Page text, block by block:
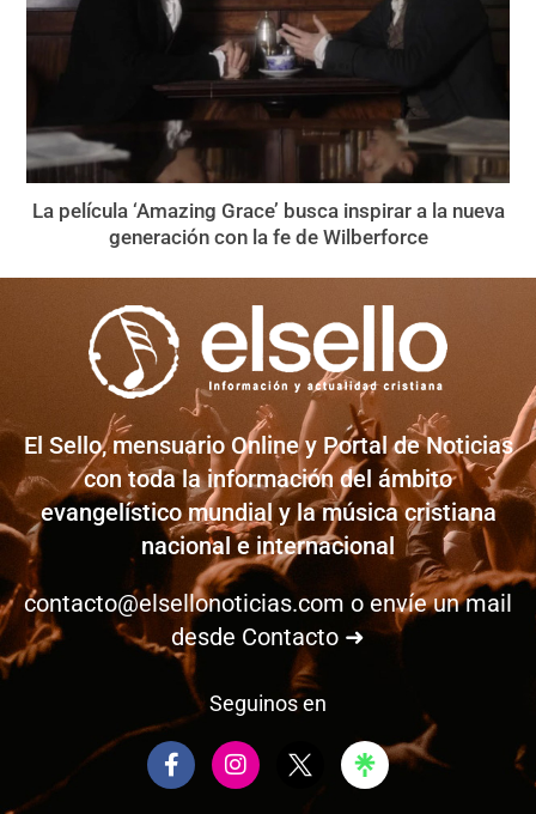
La película ‘Amazing Grace’ busca inspirar a la nueva
generación con la fe de Wilberforce
El Sello, mensuario Online y Portal de Noticias
con toda la información del ámbito
evangelístico mundial y la música cristiana
nacional e internacional
contacto@elsellonoticias.com o envíe un mail
desde Contacto ➜
Seguinos en
F
a
I
n